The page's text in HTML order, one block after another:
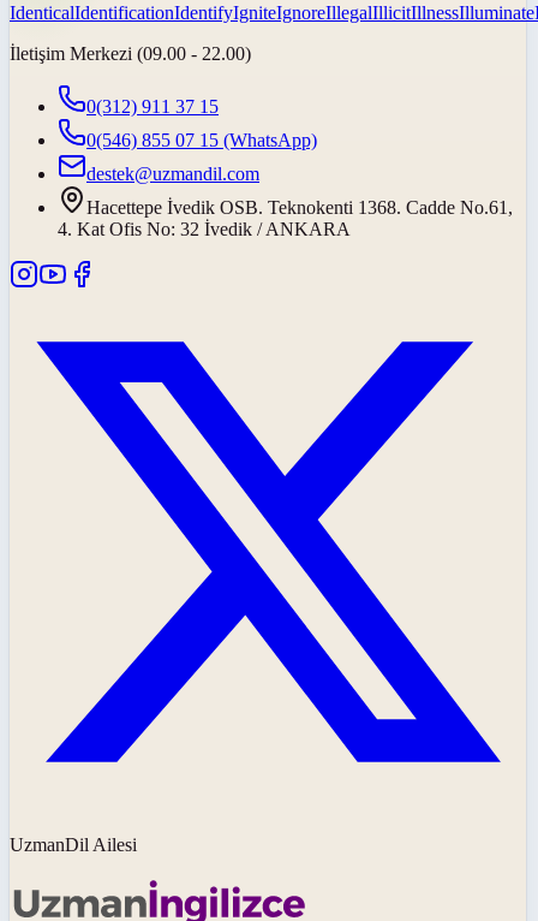
IdenticalIdentificationIdentifyIgniteIgnoreIllegalIllicitIllnessIlluminate
İletişim Merkezi (09.00 - 22.00)
0(312) 911 37 15
0(546) 855 07 15 (WhatsApp)
destek@uzmandil.com
Hacettepe İvedik OSB. Teknokenti 1368. Cadde No.61,
4. Kat Ofis No: 32 İvedik / ANKARA
UzmanDil Ailesi